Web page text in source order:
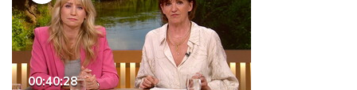
00:40:28